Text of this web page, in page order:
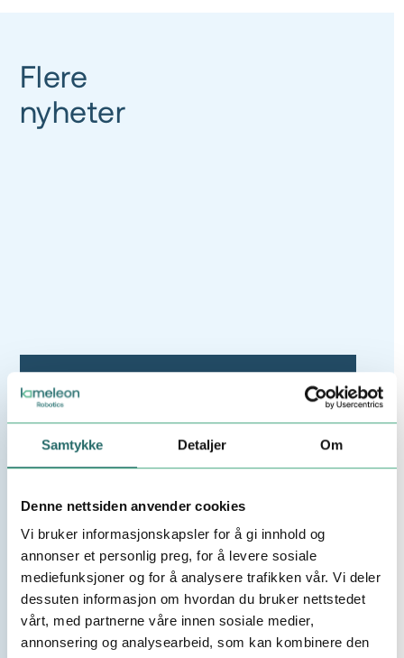
Samtykke Detaljer Om
Denne nettsiden anvender cookies
Vi bruker informasjonskapsler for å gi innhold og
annonser et personlig preg, for å levere sosiale
mediefunksjoner og for å analysere trafikken vår. Vi deler
dessuten informasjon om hvordan du bruker nettstedet
vårt, med partnerne våre innen sosiale medier,
annonsering og analysearbeid, som kan kombinere den
Flere
nyheter
Vi vokser og trenger flere
flinke folk!